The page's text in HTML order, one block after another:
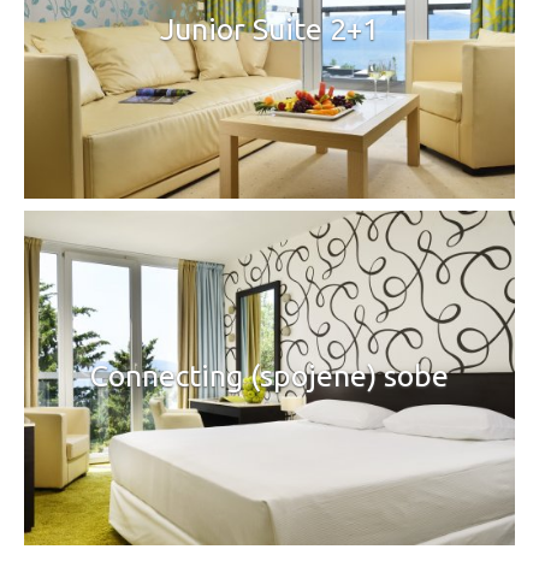
Junior Suite 2+1
Connecting (spojene) sobe